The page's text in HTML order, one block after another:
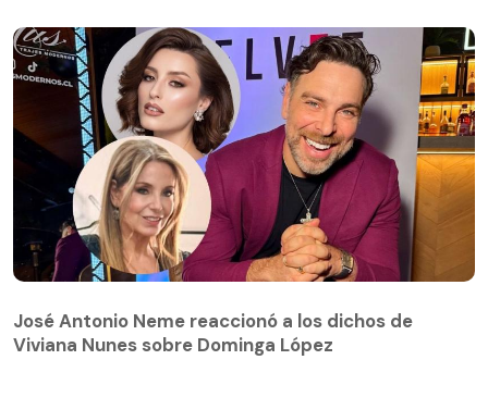
José Antonio Neme reaccionó a los dichos de
Viviana Nunes sobre Dominga López